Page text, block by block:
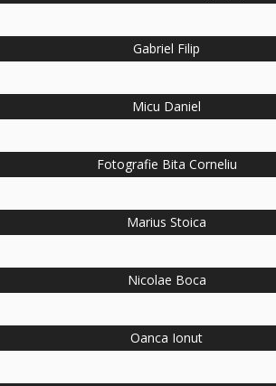
Gabriel Filip
Micu Daniel
Fotografie Bita Corneliu
Marius Stoica
Nicolae Boca
Oanca Ionut